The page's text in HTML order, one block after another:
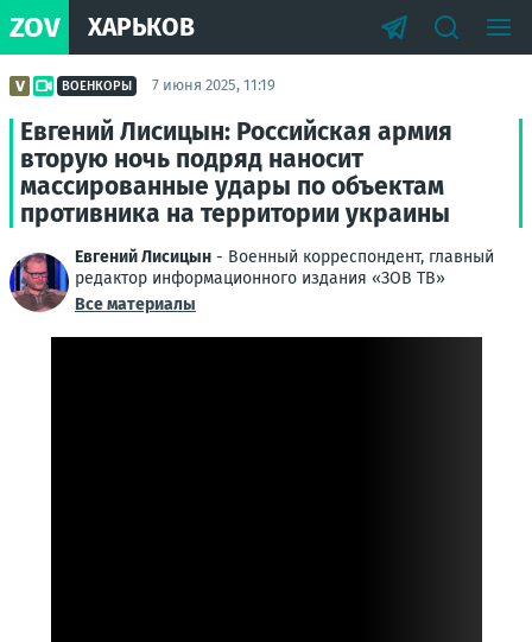
ZOV ХАРЬКОВ
ВОЕНКОРЫ 7 июня 2025, 11:19
Евгений Лисицын: Российская армия
вторую ночь подряд наносит
массированные удары по объектам
противника на территории украины
Евгений Лисицын - Военный корреспондент, главный
редактор информационного издания «ЗОВ ТВ»
Все материалы